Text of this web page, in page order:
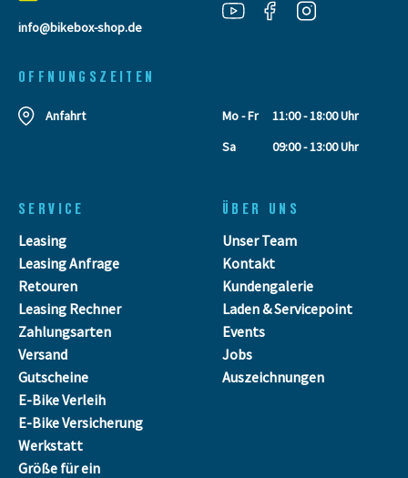
info@bikebox-shop.de
OFFNUNGSZEITEN
Anfahrt Mo - Fr
11:00 - 18:00 Uhr
Sa
09:00 - 13:00 Uhr
SERVICE
Leasing
Leasing Anfrage
Retouren
Leasing Rechner
Zahlungsarten
Versand
Gutscheine
E-Bike Verleih
E-Bike Versicherung
Werkstatt
Größe für ein
ÜBER UNS
Unser Team
Kontakt
Kundengalerie
Laden & Servicepoint
Events
Jobs
Auszeichnungen